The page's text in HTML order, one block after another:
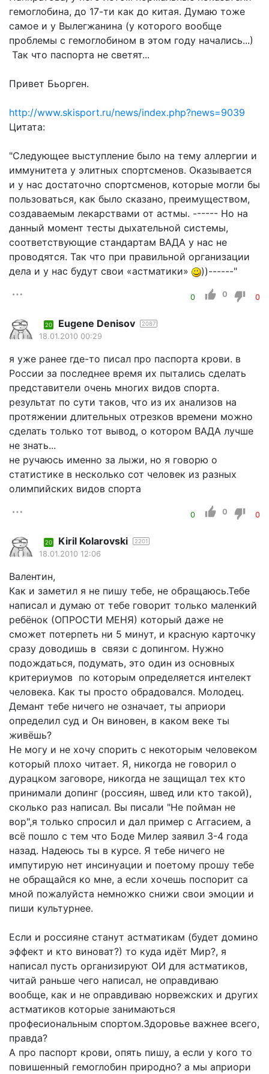
гемоглобина, до 17-ти как до китая. Думаю тоже
самое и у Вылегжанина (у которого вообще
проблемы с гемоглобином в этом году начались...)
Так что паспорта не светят...
Привет Бьорген.
http://www.skisport.ru/news/index.php?news=9039
Цитата:
"Следующее выступление было на тему аллергии и
иммунитета у элитных спортсменов. Оказывается
и у нас достаточно спортсменов, которые могли бы
пользоваться, как было сказано, преимуществом,
создаваемым лекарствами от астмы. ------ Но на
данный момент тесты дыхательной системы,
соответствующие стандартам ВАДА у нас не
проводятся. Так что при правильной организации
дела и у нас будут свои «астматики»
))------"
0 0 0
20 Eugene Denisov 2087
18.01.2010 00:29
я уже ранее где-то писал про паспорта крови. в
России за последнее время их пытались сделать
представители очень многих видов спорта.
результат по сути таков, что из их анализов на
протяжении длительных отрезков времени можно
сделать только тот вывод, о котором ВАДА лучше
не знать...
не ручаюсь именно за лыжи, но я говорю о
статистике в несколько сот человек из разных
олимпийских видов спорта
0 0 0
20 Kiril Kolarovski 2201
18.01.2010 12:06
Валентин,
Как и заметил я не пишу тебе, не обращаюсь.Тебе
написал и думаю от тебе говорит только маленкий
ребёнок (ОПРОСТИ МЕНЯ) который даже не
сможет потерпеть ни 5 минут, и красную карточку
сразу доводишь в связи с допингом. Нужно
подождаться, подумать, это один из основных
критериумов по которым определяется интелект
человека. Как ты просто обрадовался. Молодец.
Демант тебе ничего не означает, ты априори
определил суд и Он виновен, в каком веке ты
живёшь?
Не могу и не хочу спорить с некоторым человеком
который плохо читает. Я, никогда не говорил о
дурацком заговоре, никогда не защищал тех кто
принимали допинг (россиян, швед или кто такой),
сколько раз написал. Вы писали "Не пойман не
вор",я только спросил и дал пример с Аггасием, а
всё пошло с тем что Боде Милер заявил 3-4 года
назад. Надеюсь ты в курсе. Я тебе ничего не
импутирую нет инсинуации и поетому прошу тебе
не обращайся ко мне, а если хочешь поспорит са
мной пожалуйста немножко снижи свои эмоции и
пиши культурнее.
Если и россияне станут астматикам (будет домино
эффект и кто виноват?) то куда идёт Мир?, я
написал пусть организируют ОИ для астматиков,
читай раньше чего написал, не оправдиваю
вообще, как и не оправдиваю норвежских и других
астматиков которые занимаються
професиональным спортом.Здоровье важнее всего,
правда?
А про паспорт крови, опять пишу, а если у кого то
повишенный гемоглобин природно? а мы априори